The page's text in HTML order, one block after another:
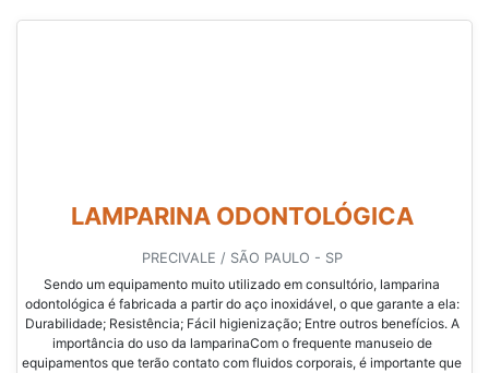
LAMPARINA ODONTOLÓGICA
PRECIVALE / SÃO PAULO - SP
Sendo um equipamento muito utilizado em consultório, lamparina
odontológica é fabricada a partir do aço inoxidável, o que garante a ela:
Durabilidade; Resistência; Fácil higienização; Entre outros benefícios. A
importância do uso da lamparinaCom o frequente manuseio de
equipamentos que terão contato com fluidos corporais, é importante que